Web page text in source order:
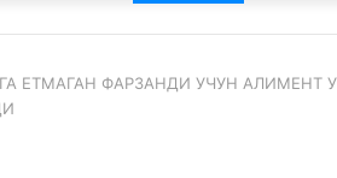
ЕТМАГАН ФАРЗАНДИ УЧУН АЛИМЕНТ